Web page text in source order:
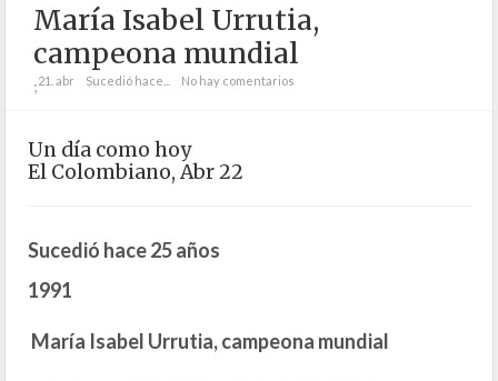
María Isabel Urrutia,
campeona mundial
;21. abr Sucedió hace... No hay comentarios
Un día como hoy
El Colombiano, Abr 22
Sucedió hace 25 años
1991
María Isabel Urrutia, campeona mundial